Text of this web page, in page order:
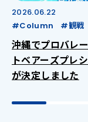
2026.06.22
#Column
#観戦
沖縄でプロバレ
トベアーズプレ
が決定しました